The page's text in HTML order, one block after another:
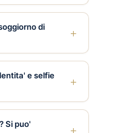
di
e selfie
Si puo'